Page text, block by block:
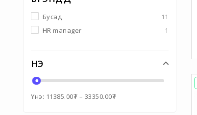
Бусад
11
HR manager
1
ҮНЭ
Үнэ: 11385.00₮ – 33350.00₮